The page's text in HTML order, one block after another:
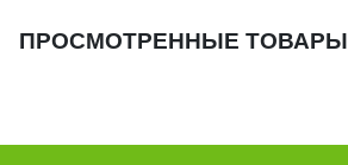
ПРОСМОТРЕННЫЕ ТОВАРЫ